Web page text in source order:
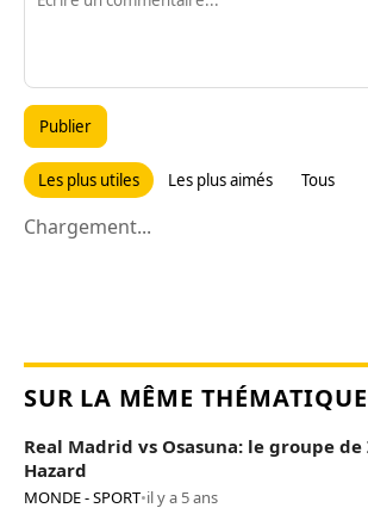
Publier
Les plus utiles Les plus aimés Tous
Chargement...
SUR LA MÊME THÉMATIQUE
Real Madrid vs Osasuna: le groupe de
Hazard
MONDE - SPORT•il y a 5 ans